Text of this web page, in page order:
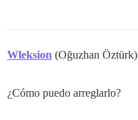
Wleksion (Oğuzhan Öztürk)
¿Cómo puedo arreglarlo?